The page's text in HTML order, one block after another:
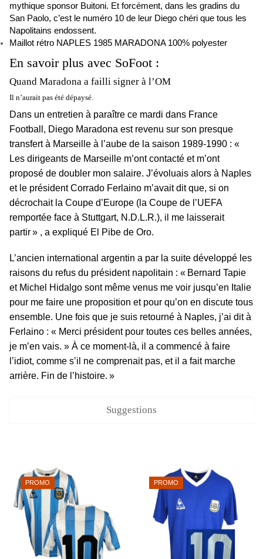
mythique sponsor Buitoni. Et forcément, dans les gradins du
San Paolo, c’est le numéro 10 de leur Diego chéri que tous les
Napolitains endossent.
Maillot rétro NAPLES 1985 MARADONA 100% polyester
En savoir plus avec SoFoot :
Quand Maradona a failli signer à l’OM
Il n’aurait pas été dépaysé.
Dans un entretien à paraître ce mardi dans France
Football, Diego Maradona est revenu sur son presque
transfert à Marseille à l’aube de la saison 1989-1990 : «
Les dirigeants de Marseille m’ont contacté et m’ont
proposé de doubler mon salaire. J’évoluais alors à Naples
et le président Corrado Ferlaino m’avait dit que, si on
décrochait la Coupe d’Europe (la Coupe de l’UEFA
remportée face à Stuttgart, N.D.L.R.), il me laisserait
partir » , a expliqué El Pibe de Oro.
L’ancien international argentin a par la suite développé les
raisons du refus du président napolitain : « Bernard Tapie
et Michel Hidalgo sont même venus me voir jusqu’en Italie
pour me faire une proposition et pour qu’on en discute tous
ensemble. Une fois que je suis retourné à Naples, j’ai dit à
Ferlaino : « Merci président pour toutes ces belles années,
je m’en vais. » À ce moment-là, il a commencé à faire
l’idiot, comme s’il ne comprenait pas, et il a fait marche
arrière. Fin de l’histoire. »
Suggestions
PROMO PROMO